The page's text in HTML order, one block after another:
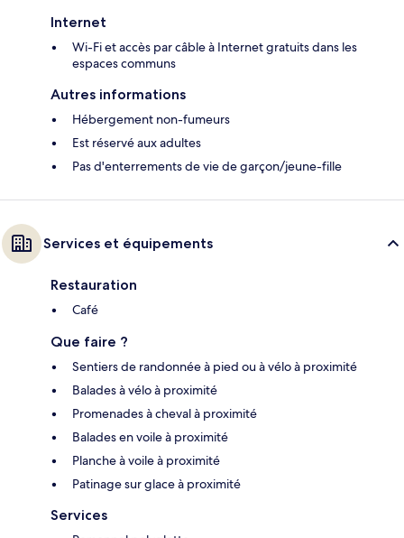
Internet
Wi-Fi et accès par câble à Internet gratuits dans les
espaces communs
Autres informations
Hébergement non-fumeurs
Est réservé aux adultes
Pas d'enterrements de vie de garçon/jeune-fille
Services et équipements
Restauration
Café
Que faire ?
Sentiers de randonnée à pied ou à vélo à proximité
Balades à vélo à proximité
Promenades à cheval à proximité
Balades en voile à proximité
Planche à voile à proximité
Patinage sur glace à proximité
Services